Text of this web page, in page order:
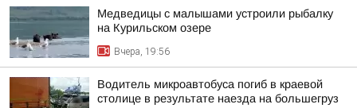
Медведицы с малышами устроили рыбалку
на Курильском озере
Вчера, 19:56
Водитель микроавтобуса погиб в краевой
столице в результате наезда на большегруз